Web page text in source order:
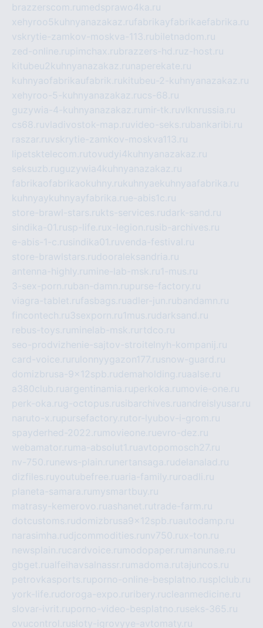
brazzerscom.ru medsprawo4ka.ru
xehyroo5kuhnyanazakaz.rufabrikayfabrikaefabrika.ru
vskrytie-zamkov-moskva-113.rubiletnadom.ru
zed-online.rupimchax.rubrazzers-hd.ruz-host.ru
kitubeu2kuhnyanazakaz.ru naperekate.ru
kuhnyaofabrikaufabrik.rukitubeu-2-kuhnyanazakaz.ru
xehyroo-5-kuhnyanazakaz.rucs-68.ru
guzywia-4-kuhnyanazakaz.ru mir-tk.ruvlknrussia.ru
cs68.ruvladivostok-map.ruvideo-seks.rubankaribi.ru
raszar.ruvskrytie-zamkov-moskva113.ru
lipetsktelecom.rutovudyi4kuhnyanazakaz.ru
seksuzb.ruguzywia4kuhnyanazakaz.ru
fabrikaofabrikaokuhny.rukuhnyaekuhnyaafabrika.ru
kuhnyaykuhnyayfabrika.rue-abis1c.ru
store-brawl-stars.rukts-services.rudark-sand.ru
sindika-01.rusp-life.rux-legion.rusib-archives.ru
e-abis-1-c.rusindika01.ruvenda-festival.ru
store-brawlstars.rudooraleksandria.ru
antenna-highly.ru mine-lab-msk.ru1-mus.ru
3-sex-porn.ruban-damn.rupurse-factory.ru
viagra-tablet.rufasbags.ruadler-jun.rubandamn.ru
fincontech.ru3sexporn.ru1mus.rudarksand.ru
rebus-toys.ru minelab-msk.ru rtdco.ru
seo-prodvizhenie-sajtov-stroitelnyh-kompanij.ru
card-voice.ru rulonnyygazon177.rusnow-guard.ru
domizbrusa-9x12spb.rudemaholding.ruaalse.ru
a380club.ruargentinamia.ruperkoka.ru movie-one.ru
perk-oka.rug-octopus.rusibarchives.ruandreislyusar.ru
naruto-x.rupursefactory.rutor-lyubov-i-grom.ru
spayderhed-2022.ru movieone.ruevro-dez.ru
webamator.ru ma-absolut1.ruavtopomosch27.ru
nv-750.ru news-plain.ru nertansaga.rudelanalad.ru
dizfiles.ruyoutubefree.ruaria-family.ru roadli.ru
planeta-samara.ru mysmartbuy.ru
matrasy-kemerovo.ruashanet.rutrade-farm.ru
dotcustoms.rudomizbrusa9x12spb.ruautodamp.ru
narasimha.rudjcommodities.ru nv750.rux-ton.ru
newsplain.rucardvoice.ru modopaper.ru manunae.ru
gbget.rualfeihavsalnassr.ru madoma.rutajuncos.ru
petrovkasports.ruporno-online-besplatno.rusplclub.ru
york-life.rudoroga-expo.ru ribery.rucleanmedicine.ru
slovar-ivrit.ruporno-video-besplatno.ruseks-365.ru
ovucontrol.rusloty-igrovyye-avtomaty.ru